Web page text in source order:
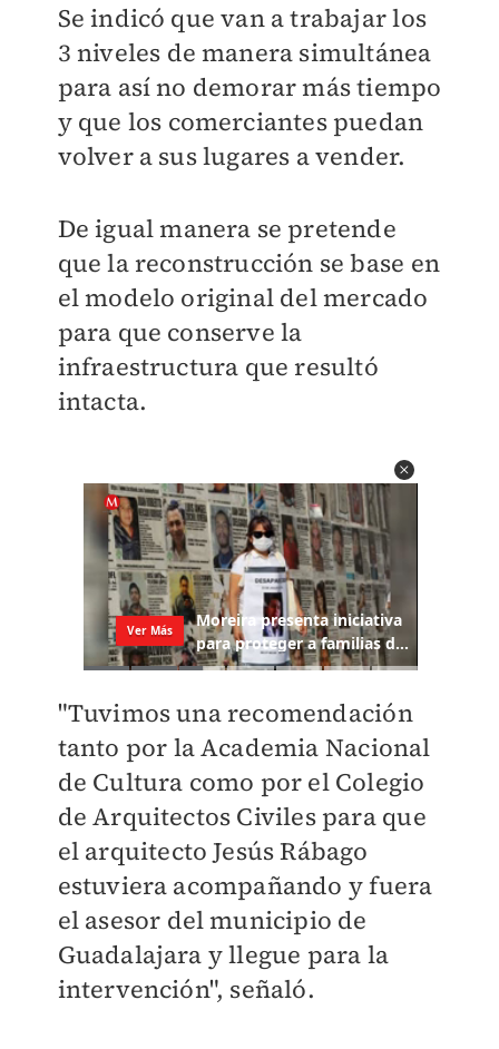
Se indicó que van a trabajar los
3 niveles de manera simultánea
para así no demorar más tiempo
y que los comerciantes puedan
volver a sus lugares a vender.
De igual manera se pretende
que la reconstrucción se base en
el modelo original del mercado
para que conserve la
infraestructura que resultó
intacta.
"Tuvimos una recomendación
tanto por la Academia Nacional
de Cultura como por el Colegio
de Arquitectos Civiles para que
el arquitecto Jesús Rábago
estuviera acompañando y fuera
el asesor del municipio de
Guadalajara y llegue para la
intervención", señaló.